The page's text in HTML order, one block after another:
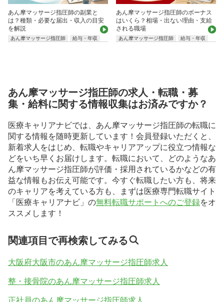
あん摩マッサージ指圧師の副業と
は？種類・必要な届出・収入の目安
を解説
あん摩マッサージ指圧師 給与・年収
あん摩マッサージ指圧師のボーナス
はいくら？相場・出ない理由・支給
される職場
あん摩マッサージ指圧師 給与・年収
あん摩マッサージ指圧師の求人・転職・募
集・給料に関する情報収集はお済みですか？
医療キャリアナビでは、あん摩マッサージ指圧師の転職に
関する情報を随時更新しています！会員登録いただくと、
新着求人をはじめ、転職やキャリアアップに役立つ情報な
どをいち早くお届けします。転職において、どのようなあ
ん摩マッサージ指圧師が評価・採用されているかなどの有
益な情報もお伝え可能です。今すぐ転職したい方も、将来
のキャリアを考えている方も、まずは医療専門転職サイト
「医療キャリアナビ」の無料転職サポートへのご登録をオ
ススメします！
関連項目で再検索してみる
大阪府大阪市のあん摩マッサージ指圧師求人
整・接骨院のあん摩マッサージ指圧師求人
正社員のあん摩マッサージ指圧師求人